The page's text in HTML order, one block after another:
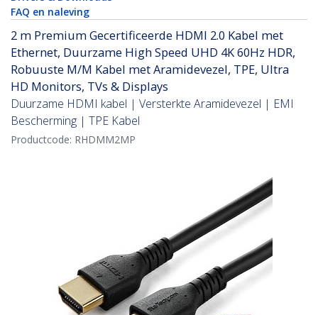
FAQ en naleving
2 m Premium Gecertificeerde HDMI 2.0 Kabel met
Ethernet, Duurzame High Speed UHD 4K 60Hz HDR,
Robuuste M/M Kabel met Aramidevezel, TPE, Ultra
HD Monitors, TVs & Displays
Duurzame HDMI kabel | Versterkte Aramidevezel | EMI
Bescherming | TPE Kabel
Productcode: RHDMM2MP